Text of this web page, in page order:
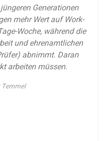
Generationen
mehr Wert auf Work-
Woche, während die
und ehrenamtlichen
abnimmt. Daran
arbeiten müssen.
Temmel